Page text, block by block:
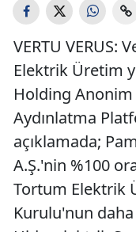
VERTU VERUS:
Elektrik Üretim
Holding Anonim
Aydınlatma
açıklamada;
A.Ş.'nin %100
Tortum Elektrik
Kurulu'nun